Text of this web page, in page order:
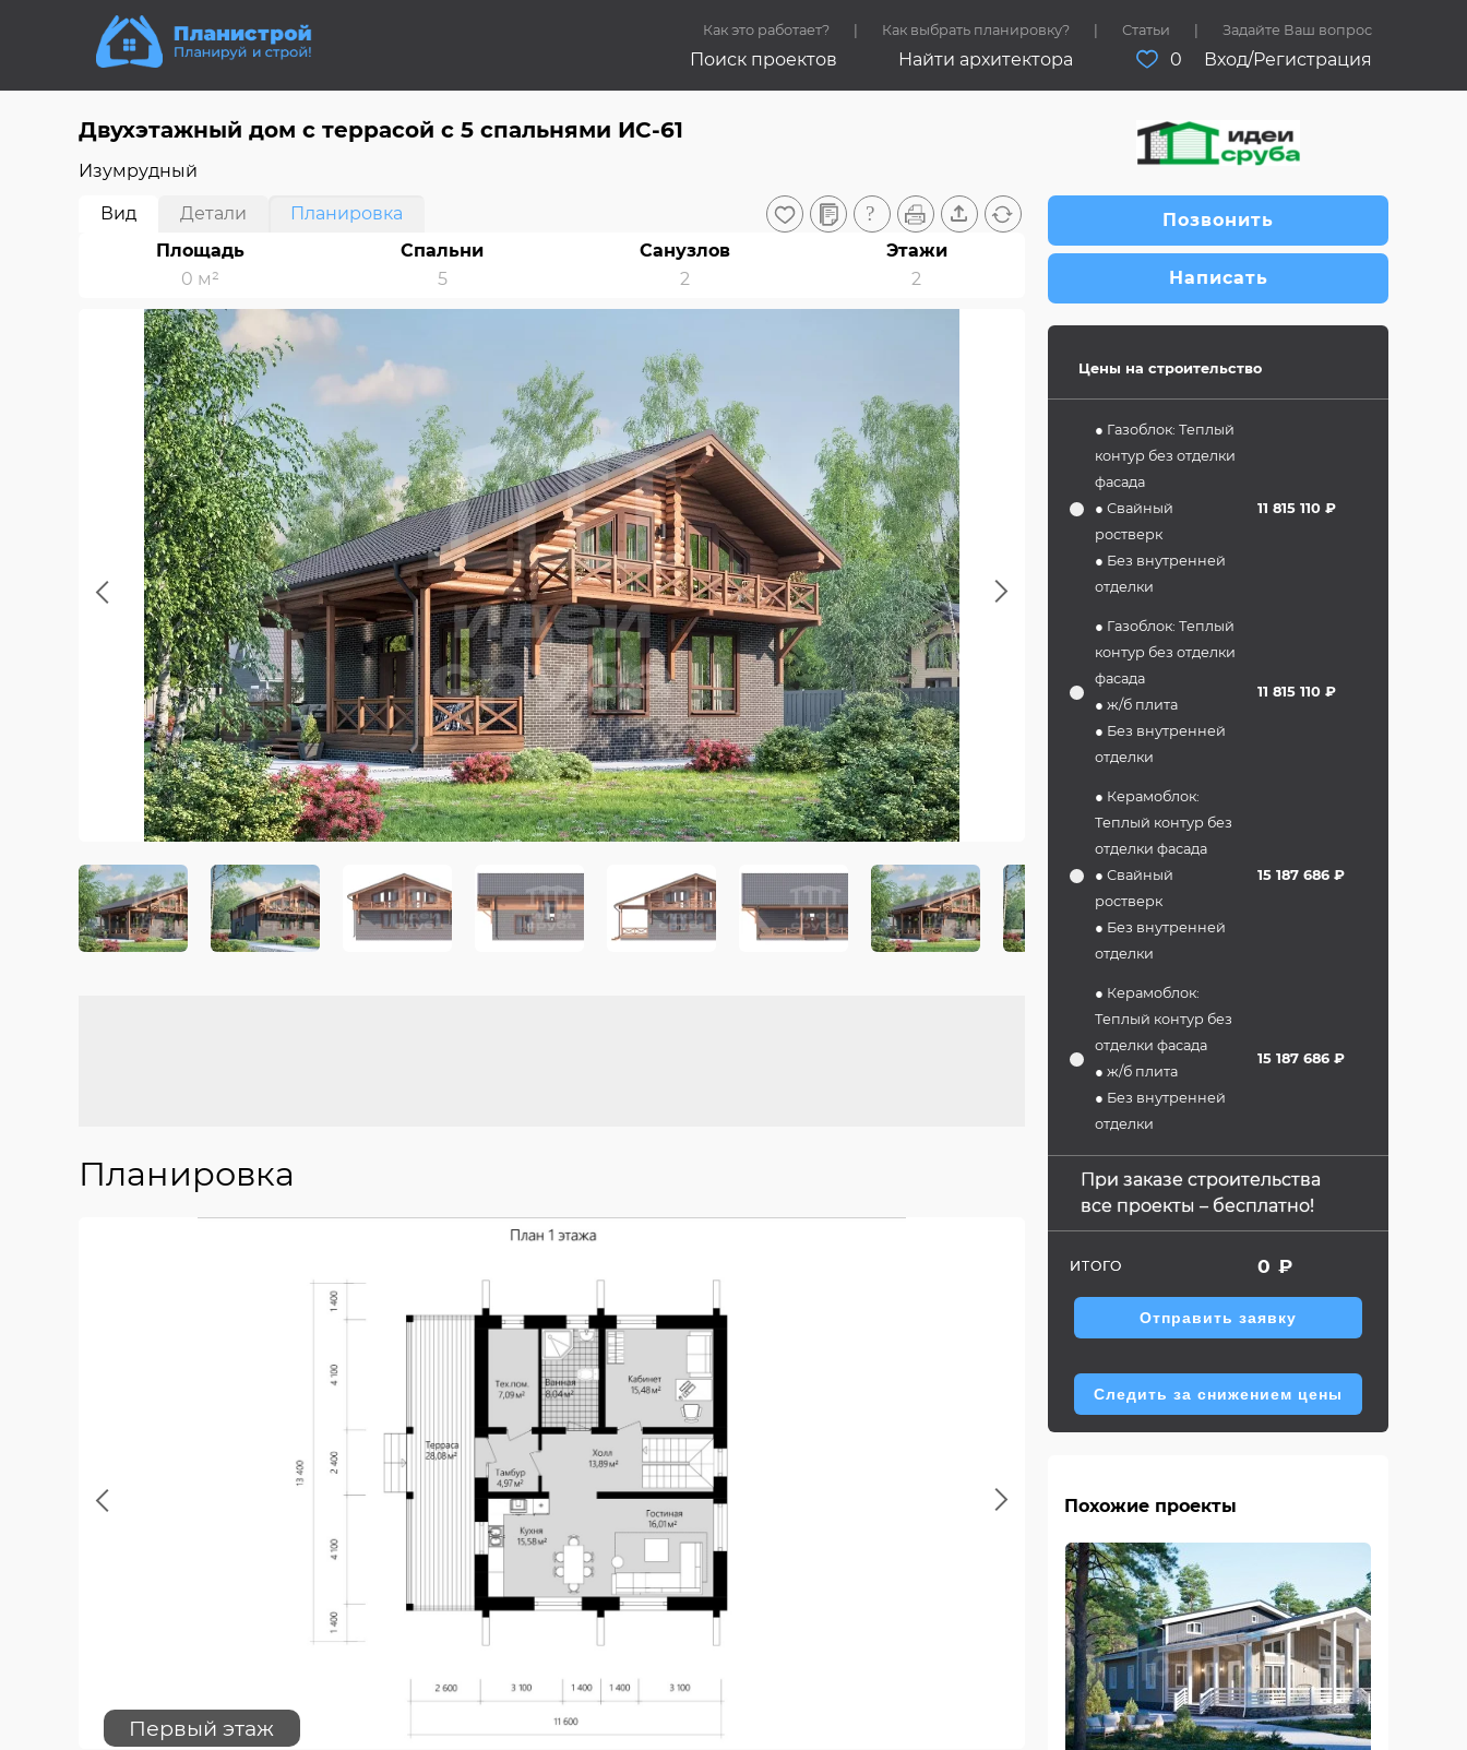
Как это работает? Как выбрать планировку? Статьи Задайте Ваш вопрос
Поиск проектов Найти архитектора 0 Вход/Регистрация
Двухэтажный дом c террасой с 5 спальнями ИС-61
Изумрудный
Вид Детали
Планировка
Площадь
0 м²
Спальни
5
Санузлов
2
Этажи
2
Previous Next
Планировка
Previous
Первый этаж Второй этаж
Next
Позвонить
Написать
Цены на строительство
● Газоблок: Теплый
контур без отделки
фасада
● Свайный
ростверк
● Без внутренней
отделки
11 815 110 ₽
● Газоблок: Теплый
контур без отделки
фасада
● ж/б плита
● Без внутренней
отделки
11 815 110 ₽
● Керамоблок:
Теплый контур без
отделки фасада
● Свайный
ростверк
● Без внутренней
отделки
15 187 686 ₽
● Керамоблок:
Теплый контур без
отделки фасада
● ж/б плита
● Без внутренней
отделки
15 187 686 ₽
При заказе строительства
все проекты – бесплатно!
ИТОГО 0 ₽
Отправить заявку
Следить за снижением цены
Похожие проекты